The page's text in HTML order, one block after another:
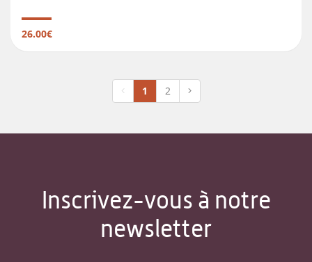
26.00€
1 2
Inscrivez-vous à notre
newsletter